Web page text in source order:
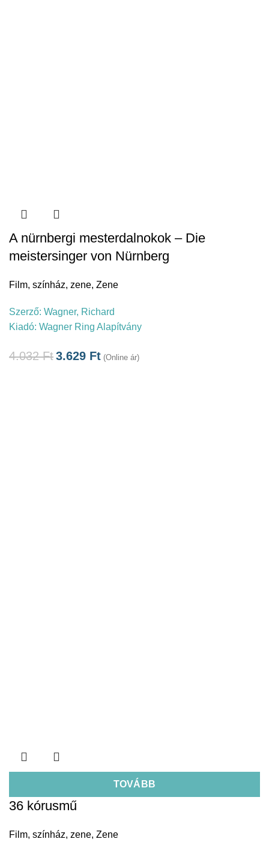
A nürnbergi mesterdalnokok – Die
meistersinger von Nürnberg
Film, színház, zene, Zene
Szerző: Wagner, Richard
Kiadó: Wagner Ring Alapítvány
4.032Ft3.629 Ft (Online ár)
TOVÁBB
36 kórusmű
Film, színház, zene, Zene